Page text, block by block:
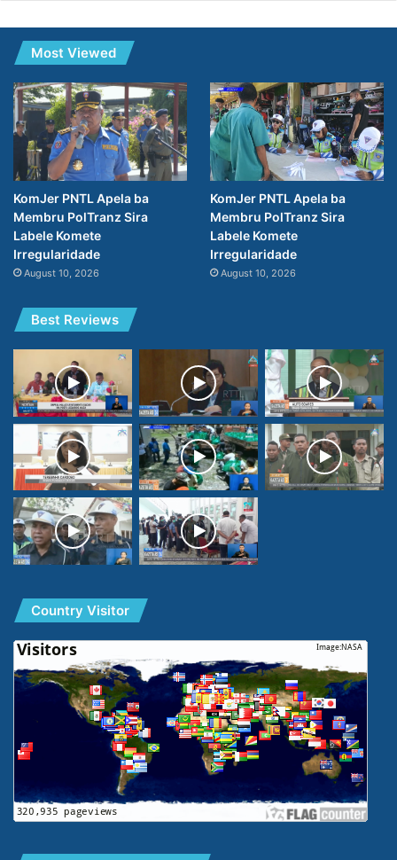
Most Viewed
KomJer PNTL Apela ba
Membru PolTranz Sira
Labele Komete
Irregularidade
August 10, 2026
KomJer PNTL Apela ba
Membru PolTranz Sira
Labele Komete
Irregularidade
August 10, 2026
Best Reviews
Country Visitor